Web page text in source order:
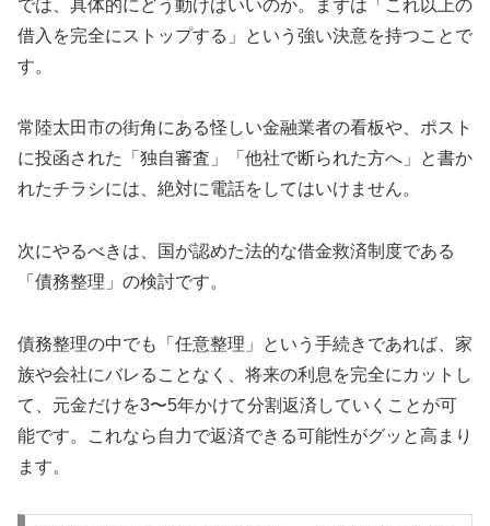
では、具体的にどう動けばいいのか。まずは「これ以上の
借入を完全にストップする」という強い決意を持つことで
す。
常陸太田市の街角にある怪しい金融業者の看板や、ポスト
に投函された「独自審査」「他社で断られた方へ」と書か
れたチラシには、絶対に電話をしてはいけません。
次にやるべきは、国が認めた法的な借金救済制度である
「債務整理」の検討です。
債務整理の中でも「任意整理」という手続きであれば、家
族や会社にバレることなく、将来の利息を完全にカットし
て、元金だけを3〜5年かけて分割返済していくことが可
能です。これなら自力で返済できる可能性がグッと高まり
ます。